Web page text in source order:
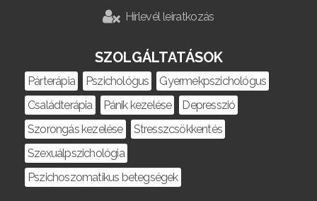
Hírlevél leiratkozás
SZOLGÁLTATÁSOK
Párterápia Pszichológus
Gyermekpszichológus
Családterápia
Pánik kezelése
Depresszió
Szorongás kezelése
Stresszcsökkentés
Szexuálpszichológia
Pszichoszomatikus betegségek